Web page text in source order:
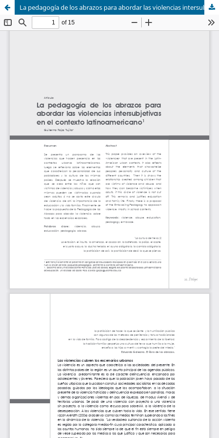
La pedagogía de los abrazos para abordar las violencias intersubjetivas en el contexto latinoamericano